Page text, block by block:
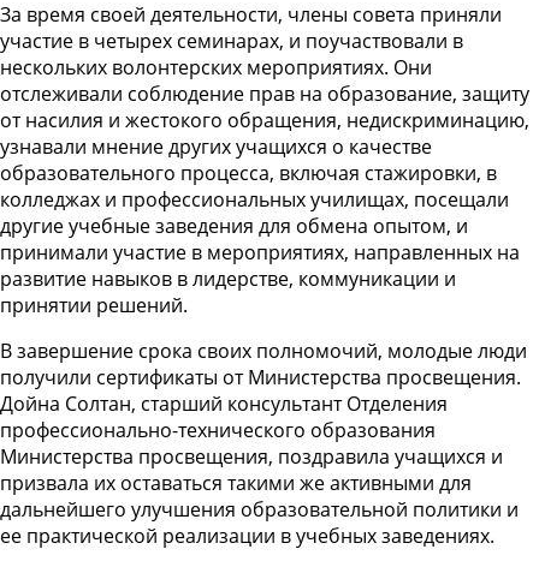
За время своей деятельности, члены совета приняли
участие в четырех семинарах, и поучаствовали в
нескольких волонтерских мероприятиях. Они
отслеживали соблюдение прав на образование, защиту
от насилия и жестокого обращения, недискриминацию,
узнавали мнение других учащихся о качестве
образовательного процесса, включая стажировки, в
колледжах и профессиональных училищах, посещали
другие учебные заведения для обмена опытом, и
принимали участие в мероприятиях, направленных на
развитие навыков в лидерстве, коммуникации и
принятии решений.
В завершение срока своих полномочий, молодые люди
получили сертификаты от Министерства просвещения.
Дойна Солтан, старший консультант Отделения
профессионально-технического образования
Министерства просвещения, поздравила учащихся и
призвала их оставаться такими же активными для
дальнейшего улучшения образовательной политики и
ее практической реализации в учебных заведениях.